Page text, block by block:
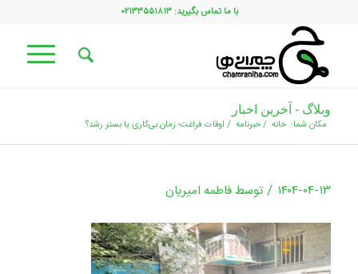
با ما تماس بگیرید: ۰۲۱۳۳۵۵۱۸۱۳
وبلاگ - آخرین اخبار
مکان شما: خانه /خبرنامه / اوقات فراغت؛ زمان بی‌کاری یا بستر رشد؟
۱۴۰۴-۰۴-۱۳ / توسطفاطمه امیریان